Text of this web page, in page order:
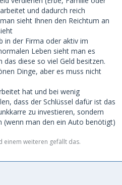
und dadurch reich
sieht Ihnen den Reichtum an
in der Firma oder aktiv im
Leben sieht man es
diese so viel Geld besitzen.
Dinge, aber es muss nicht
hat und bei wenig
dass der Schlüssel dafür ist das
zu investieren, sondern
(wenn man den ein Auto benötigt)
einem weiteren gefällt das.